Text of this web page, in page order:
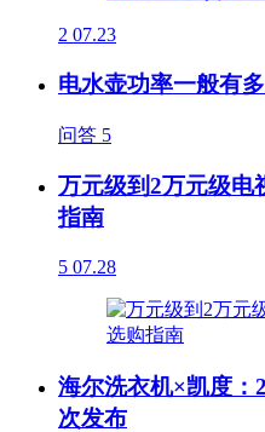
2 07.23
电水壶功率一般有
问答 5
万元级到2万元级电
指南
5 07.28
海尔洗衣机×凯度：
次发布